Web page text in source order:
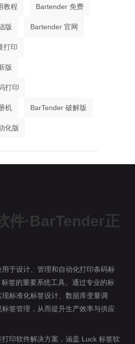
教程 Bartender 免费
版 Bartender 官网
打印
版
打印
机 BarTender 破解版
化版
件·BarTender正
于设计、管理和自动化打印条码标
签的重要系统工具。通过专业的标
标准化标签设计、数据库变量调
签管理，从而提升生产效率与供应
印软件解决方案，涵盖 Luck 标签软